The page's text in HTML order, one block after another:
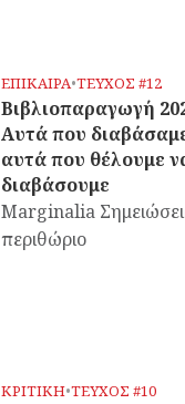
ΕΠΙΚΑΙΡΑ•ΤΕΥΧΟΣ #12
Βιβλιοπαραγωγή
Αυτά που
αυτά που θέλουμε
διαβάσουμε
Marginalia
περιθώριο
ΚΡΙΤΙΚΗ•ΤΕΥΧΟΣ #10